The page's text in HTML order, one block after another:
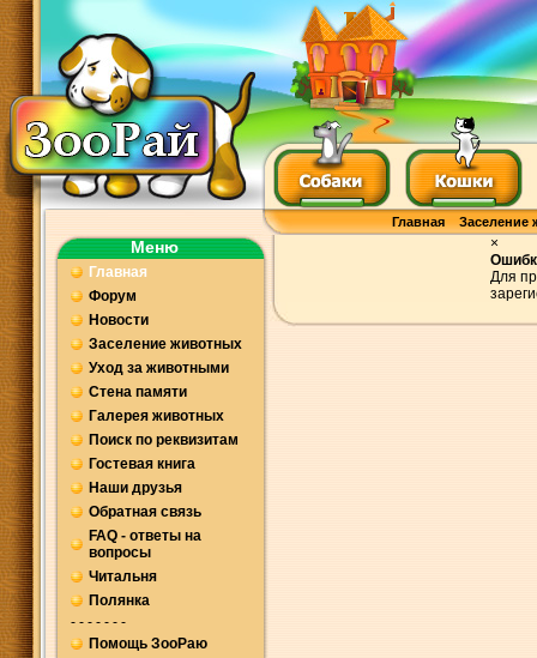
Главная Заселение
Меню
Главная
Форум
Новости
Заселение животных
Уход за животными
Стена памяти
Галерея животных
Поиск по реквизитам
Гостевая книга
Наши друзья
Обратная связь
FAQ - ответы на
вопросы
Читальня
Полянка
- - - - - - -
Помощь ЗооРаю
×
Для